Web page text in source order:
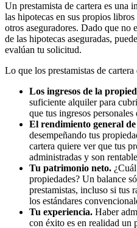
Un prestamista de cartera es una
las hipotecas en sus propios
otros aseguradores. Dado que no
de las hipotecas aseguradas,
evalúan tu solicitud.
Lo que los prestamistas de cartera
Los ingresos de la
suficiente alquiler para
que tus ingresos personales
El rendimiento general
desempeñando tus
cartera quiere ver que tus
administradas y son
Tu patrimonio neto.
propiedades? Un balance
prestamistas, incluso si tus
los estándares
Tu experiencia. Haber
con éxito es en realidad un